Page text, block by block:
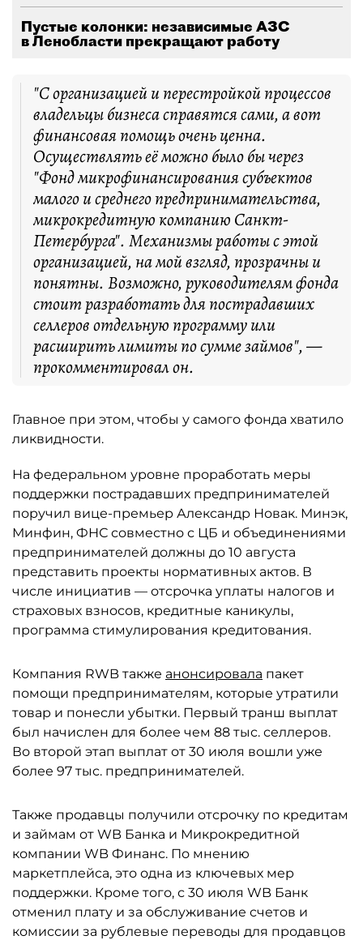
Пустые колонки: независимые АЗС
в Ленобласти прекращают работу
"С организацией и перестройкой процессов
владельцы бизнеса справятся сами, а вот
финансовая помощь очень ценна.
Осуществлять её можно было бы через
"Фонд микрофинансирования субъектов
малого и среднего предпринимательства,
микрокредитную компанию Санкт-
Петербурга". Механизмы работы с этой
организацией, на мой взгляд, прозрачны и
понятны. Возможно, руководителям фонда
стоит разработать для пострадавших
селлеров отдельную программу или
расширить лимиты по сумме займов", —
прокомментировал он.
Главное при этом, чтобы у самого фонда хватило
ликвидности.
На федеральном уровне проработать меры
поддержки пострадавших предпринимателей
поручил вице-премьер Александр Новак. Минэк,
Минфин, ФНС совместно с ЦБ и объединениями
предпринимателей должны до 10 августа
представить проекты нормативных актов. В
числе инициатив — отсрочка уплаты налогов и
страховых взносов, кредитные каникулы,
программа стимулирования кредитования.
Компания RWB также анонсировала пакет
помощи предпринимателям, которые утратили
товар и понесли убытки. Первый транш выплат
был начислен для более чем 88 тыс. селлеров.
Во второй этап выплат от 30 июля вошли уже
более 97 тыс. предпринимателей.
Также продавцы получили отсрочку по кредитам
и займам от WB Банка и Микрокредитной
компании WB Финанс. По мнению
маркетплейса, это одна из ключевых мер
поддержки. Кроме того, с 30 июля WB Банк
отменил плату и за обслуживание счетов и
комиссии за рублевые переводы для продавцов